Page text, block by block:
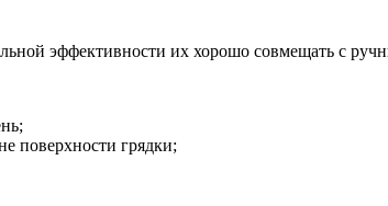
эффективности их хорошо совмещать с
поверхности грядки;